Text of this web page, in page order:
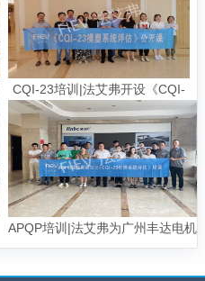
CQI-23培训|法艾弗开设《CQI-
23模塑系统评估》公开课
APQP培训|法艾弗为广州丰达电机
有限公司提供APQP培训